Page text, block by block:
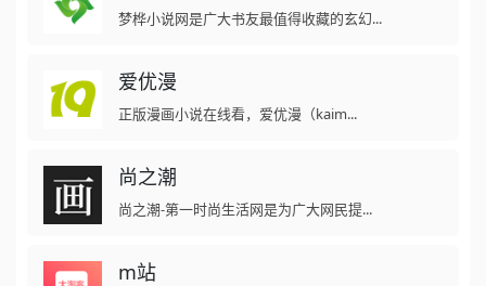
梦桦小说网是广大书友最值得收藏的玄幻...
爱优漫
正版漫画小说在线看，爱优漫（kaim...
尚之潮
尚之潮-第一时尚生活网是为广大网民提...
m站